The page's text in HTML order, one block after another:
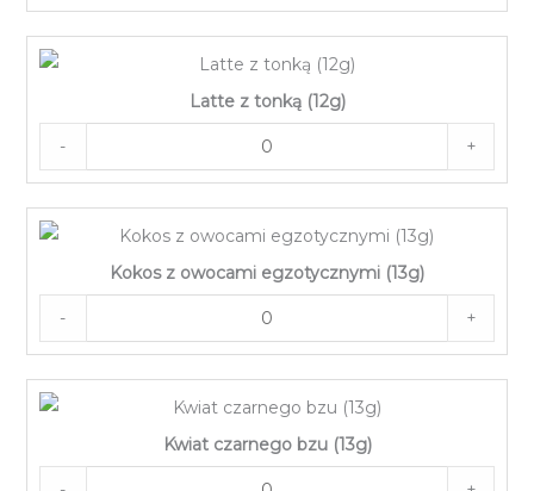
Latte z tonką (12g)
- +
Kokos z owocami egzotycznymi (13g)
- +
Kwiat czarnego bzu (13g)